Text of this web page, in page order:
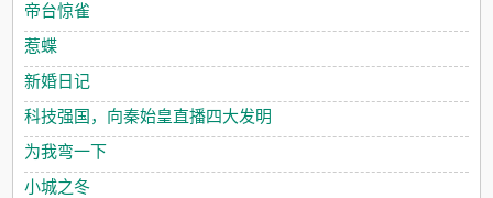
帝台惊雀
惹蝶
新婚日记
科技强国，向秦始皇直播四大发明
为我弯一下
小城之冬